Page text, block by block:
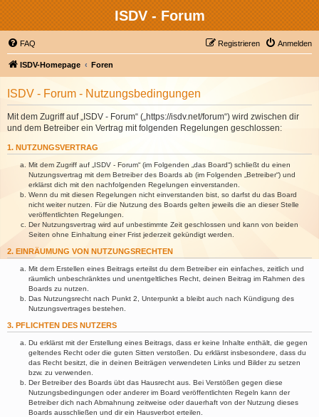
ISDV - Forum
FAQ Anmelden
Registrieren
ISDV-Homepage Foren
ISDV - Forum - Nutzungsbedingungen
Mit dem Zugriff auf „ISDV - Forum“ („https://isdv.net/forum“) wird zwischen dir
und dem Betreiber ein Vertrag mit folgenden Regelungen geschlossen:
1. NUTZUNGSVERTRAG
Mit dem Zugriff auf „ISDV - Forum“ (im Folgenden „das Board“) schließt du einen
Nutzungsvertrag mit dem Betreiber des Boards ab (im Folgenden „Betreiber“) und
erklärst dich mit den nachfolgenden Regelungen einverstanden.
Wenn du mit diesen Regelungen nicht einverstanden bist, so darfst du das Board
nicht weiter nutzen. Für die Nutzung des Boards gelten jeweils die an dieser Stelle
veröffentlichten Regelungen.
Der Nutzungsvertrag wird auf unbestimmte Zeit geschlossen und kann von beiden
Seiten ohne Einhaltung einer Frist jederzeit gekündigt werden.
2. EINRÄUMUNG VON NUTZUNGSRECHTEN
Mit dem Erstellen eines Beitrags erteilst du dem Betreiber ein einfaches, zeitlich und
räumlich unbeschränktes und unentgeltliches Recht, deinen Beitrag im Rahmen des
Boards zu nutzen.
Das Nutzungsrecht nach Punkt 2, Unterpunkt a bleibt auch nach Kündigung des
Nutzungsvertrages bestehen.
3. PFLICHTEN DES NUTZERS
Du erklärst mit der Erstellung eines Beitrags, dass er keine Inhalte enthält, die gegen
geltendes Recht oder die guten Sitten verstoßen. Du erklärst insbesondere, dass du
das Recht besitzt, die in deinen Beiträgen verwendeten Links und Bilder zu setzen
bzw. zu verwenden.
Der Betreiber des Boards übt das Hausrecht aus. Bei Verstößen gegen diese
Nutzungsbedingungen oder anderer im Board veröffentlichten Regeln kann der
Betreiber dich nach Abmahnung zeitweise oder dauerhaft von der Nutzung dieses
Boards ausschließen und dir ein Hausverbot erteilen.